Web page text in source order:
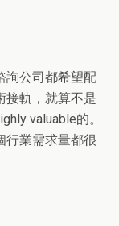
詢公司都希望配
接軌，就算不是
valuable的。
行業需求量都很